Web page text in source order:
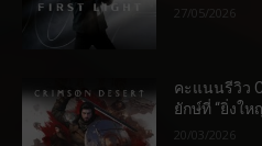
27/05/2026
คะแนนรีวิว
ยักษ์ที่ “ยิ่งให
20/03/2026